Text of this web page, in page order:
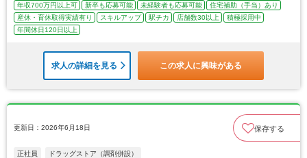
年収700万円以上可 新卒も応募可能 未経験者も応募可能
住宅補助（手当）あり
産休・育休取得実績有り
スキルアップ 駅チカ 店舗数30以上
積極採用中
年間休日120日以上
求人の詳細を見る この求人に興味がある
更新日：2026年6月18日 保存する
正社員 ドラッグストア（調剤併設）